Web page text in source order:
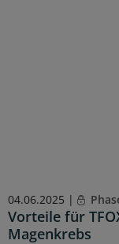
04.06.2025 |
Vorteile für
Magenkrebs